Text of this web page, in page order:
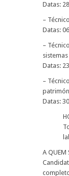
Datas:
–
Datas:
–
Datas:
–
Datas:
A QUEM